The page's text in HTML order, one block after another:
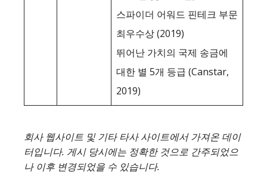
스파이더 어워드 핀테크 부문
최우수상 (2019)
뛰어난 가치의 국제 송금에
대한 별 5개 등급 (Canstar,
2019)
회사 웹사이트 및 기타 타사 사이트에서 가져온 데이
터입니다. 게시 당시에는 정확한 것으로 간주되었으
나 이후 변경되었을 수 있습니다.